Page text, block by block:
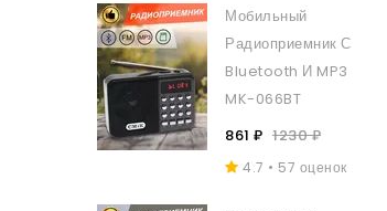
Мобильный
Радиоприемник С
Bluetooth И MP3
MK-066BT
861 ₽ 1230 ₽
4.7 • 57 оценок